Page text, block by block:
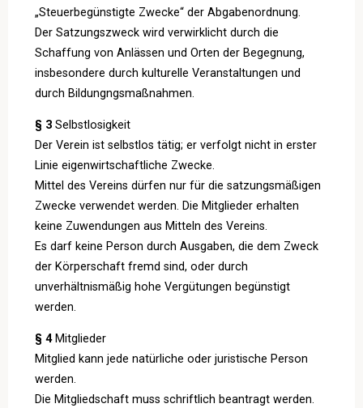
„Steuerbegünstigte Zwecke“ der Abgabenordnung.
Der Satzungszweck wird verwirklicht durch die
Schaffung von Anlässen und Orten der Begegnung,
insbesondere durch kulturelle Veranstaltungen und
durch Bildungngsmaßnahmen.
§ 3Selbstlosigkeit
Der Verein ist selbstlos tätig; er verfolgt nicht in erster
Linie eigenwirtschaftliche Zwecke.
Mittel des Vereins dürfen nur für die satzungsmäßigen
Zwecke verwendet werden. Die Mitglieder erhalten
keine Zuwendungen aus Mitteln des Vereins.
Es darf keine Person durch Ausgaben, die dem Zweck
der Körperschaft fremd sind, oder durch
unverhältnismäßig hohe Vergütungen begünstigt
werden.
§ 4Mitglieder
Mitglied kann jede natürliche oder juristische Person
werden.
Die Mitgliedschaft muss schriftlich beantragt werden.